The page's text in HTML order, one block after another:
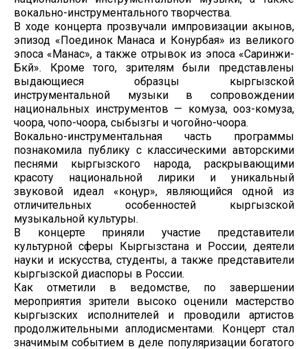
вокально-инструментального творчества.
В ходе концерта прозвучали импровизации акынов,
эпизод «Поединок Манаса и Конурбая» из великого
эпоса «Манас», а также отрывок из эпоса «Саринжи-
Бөкөй». Кроме того, зрителям были представлены
выдающиеся образцы кыргызской
инструментальной музыки в сопровождении
национальных инструментов — комуза, ооз-комуза,
чоора, чопо-чоора, сыбызгы и чогойно-чоора.
Вокально-инструментальная часть программы
познакомила публику с классическими авторскими
песнями кыргызского народа, раскрывающими
красоту национальной лирики и уникальный
звуковой идеал «коңур», являющийся одной из
отличительных особенностей кыргызской
музыкальной культуры.
В концерте приняли участие представители
культурной сферы Кыргызстана и России, деятели
науки и искусства, студенты, а также представители
кыргызской диаспоры в России.
Как отметили в ведомстве, по завершении
мероприятия зрители высоко оценили мастерство
кыргызских исполнителей и проводили артистов
продолжительными аплодисментами. Концерт стал
значимым событием в деле популяризации богатого